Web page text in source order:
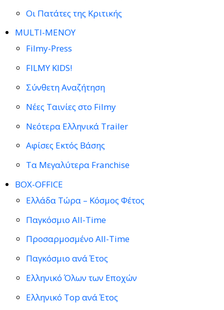
Οι Πατάτες της Κριτικής
MULTI-ΜΕΝΟΥ
Filmy-Press
FILMY KIDS!
Σύνθετη Αναζήτηση
Νέες Ταινίες στο Filmy
Νεότερα Ελληνικά Trailer
Αφίσες Εκτός Βάσης
Τα Μεγαλύτερα Franchise
BOX-OFFICE
Ελλάδα Τώρα – Κόσμος Φέτος
Παγκόσμιο All-Time
Προσαρμοσμένο All-Time
Παγκόσμιο ανά Έτος
Ελληνικό Όλων των Εποχών
Ελληνικό Top ανά Έτος